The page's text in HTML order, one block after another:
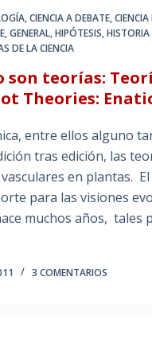
,CIENCIA A DEBATE,
,GENERAL,HIPÓTESIS,
DE LA CIENCIA
son teorías:
Theories:
entre ellos alguno
tras edición, las
en plantas.
para las visiones
muchos años,
3 COMENTARIOS